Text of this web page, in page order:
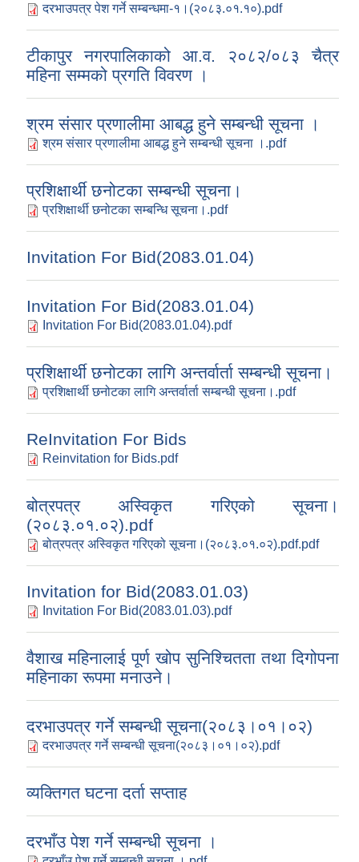
दरभाउपत्र पेश गर्ने सम्बन्धमा-१।(२०८३.०१.१०).pdf
टीकापुर नगरपालिकाको आ.व. २०८२/०८३ चैत्र
महिना सम्मको प्रगति विवरण ।
श्रम संसार प्रणालीमा आबद्ध हुने सम्बन्धी सूचना ।
श्रम संसार प्रणालीमा आबद्ध हुने सम्बन्धी सूचना ।.pdf
प्रशिक्षार्थी छनोटका सम्बन्धी सूचना।
प्रशिक्षार्थी छनोटका सम्बन्धि सूचना।.pdf
Invitation For Bid(2083.01.04)
Invitation For Bid(2083.01.04)
Invitation For Bid(2083.01.04).pdf
प्रशिक्षार्थी छनोटका लागि अन्तर्वार्ता सम्बन्धी सूचना।
प्रशिक्षार्थी छनोटका लागि अन्तर्वार्ता सम्बन्धी सूचना।.pdf
ReInvitation For Bids
Reinvitation for Bids.pdf
बोत्रपत्र अस्विकृत गरिएको सूचना।
(२०८३.०१.०२).pdf
बोत्रपत्र अस्विकृत गरिएको सूचना।(२०८३.०१.०२).pdf.pdf
Invitation for Bid(2083.01.03)
Invitation For Bid(2083.01.03).pdf
वैशाख महिनालाई पूर्ण खोप सुनिश्चितता तथा दिगोपना
महिनाका रूपमा मनाउने।
दरभाउपत्र गर्ने सम्बन्धी सूचना(२०८३।०१।०२)
दरभाउपत्र गर्ने सम्बन्धी सूचना(२०८३।०१।०२).pdf
व्यक्तिगत घटना दर्ता सप्ताह
दरभाँउ पेश गर्ने सम्बन्धी सूचना ।